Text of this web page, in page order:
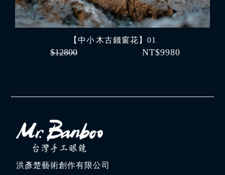
【中小 木古錢窗花】01
$12800 NT$9980
洪彥楚藝術創作有限公司